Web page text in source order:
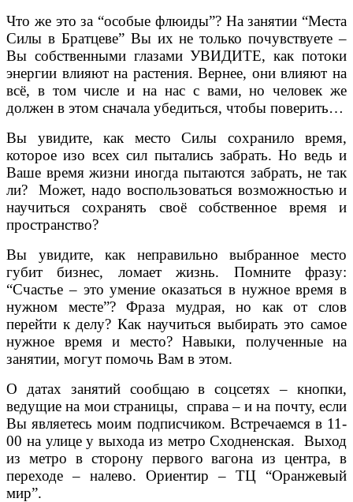
Что же это за “особые флюиды”? На занятии “Места
Силы в Братцеве” Вы их не только почувствуете –
Вы собственными глазами УВИДИТЕ, как потоки
энергии влияют на растения. Вернее, они влияют на
всё, в том числе и на нас с вами, но человек же
должен в этом сначала убедиться, чтобы поверить…
Вы увидите, как место Силы сохранило время,
которое изо всех сил пытались забрать. Но ведь и
Ваше время жизни иногда пытаются забрать, не так
ли? Может, надо воспользоваться возможностью и
научиться сохранять своё собственное время и
пространство?
Вы увидите, как неправильно выбранное место
губит бизнес, ломает жизнь. Помните фразу:
“Счастье – это умение оказаться в нужное время в
нужном месте”? Фраза мудрая, но как от слов
перейти к делу? Как научиться выбирать это самое
нужное время и место? Навыки, полученные на
занятии, могут помочь Вам в этом.
О датах занятий сообщаю в соцсетях – кнопки,
ведущие на мои страницы, справа – и на почту, если
Вы являетесь моим подписчиком. Встречаемся в 11-
00 на улице у выхода из метро Сходненская. Выход
из метро в сторону первого вагона из центра, в
переходе – налево. Ориентир – ТЦ “Оранжевый
мир”.